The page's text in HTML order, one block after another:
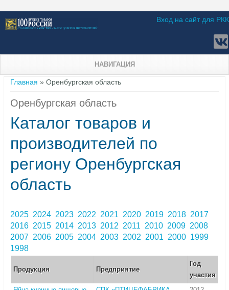
Вход на сайт для РКК
НАВИГАЦИЯ
Вы здесь
Главная » Оренбургская область
Оренбургская область
Каталог товаров и
производителей по
региону Оренбургская
область
2025 2024 2023 2022 2021 2020 2019 2018 2017
2016 2015 2014 2013 2012 2011 2010 2009 2008
2007 2006 2005 2004 2003 2002 2001 2000 1999
1998
Продукция Предприятие
Год
участия